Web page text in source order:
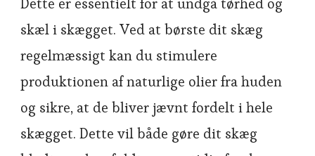
skæl i skægget. Ved at børste dit skæg
regelmæssigt kan du stimulere
produktionen af naturlige olier fra huden
og sikre, at de bliver jævnt fordelt i hele
skægget. Dette vil både gøre dit skæg